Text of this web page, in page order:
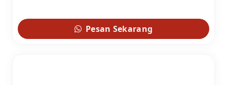
Pesan Sekarang